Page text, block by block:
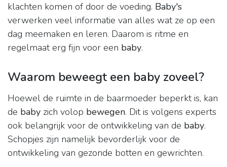
klachten komen of door de voeding. Baby's
verwerken veel informatie van alles wat ze op een
dag meemaken en leren. Daarom is ritme en
regelmaat erg fijn voor een baby.
Waarom beweegt een baby zoveel?
Hoewel de ruimte in de baarmoeder beperkt is, kan
de baby zich volop bewegen. Dit is volgens experts
ook belangrijk voor de ontwikkeling van de baby.
Schopjes zijn namelijk bevorderlijk voor de
ontwikkeling van gezonde botten en gewrichten.